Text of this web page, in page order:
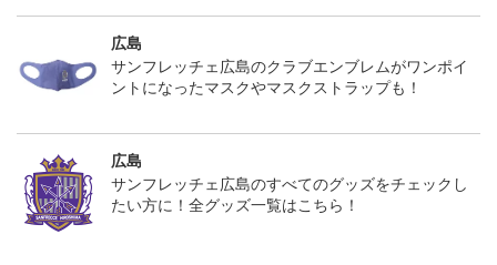
広島
サンフレッチェ広島のクラブエンブレムがワンポイ
ントになったマスクやマスクストラップも！
広島
サンフレッチェ広島のすべてのグッズをチェックし
たい方に！全グッズ一覧はこちら！